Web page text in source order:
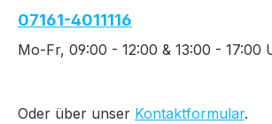
07161-4011116
Mo-Fr, 09:00 - 12:00 & 13:00 - 17:00
Oder über unser Kontaktformular.